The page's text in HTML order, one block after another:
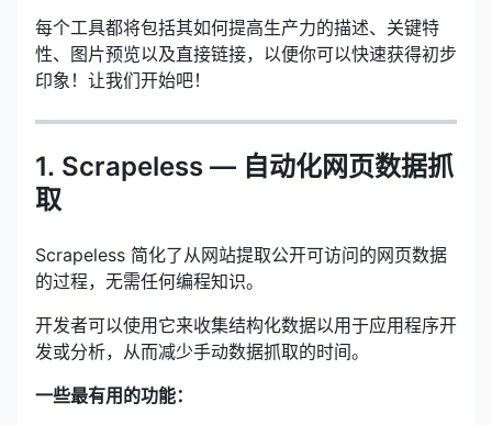
每个工具都将包括其如何提高生产力的描述、关键特
性、图片预览以及直接链接，以便你可以快速获得初步
印象！让我们开始吧！
1. Scrapeless — 自动化网页数据抓
取
Scrapeless 简化了从网站提取公开可访问的网页数据
的过程，无需任何编程知识。
开发者可以使用它来收集结构化数据以用于应用程序开
发或分析，从而减少手动数据抓取的时间。
一些最有用的功能：